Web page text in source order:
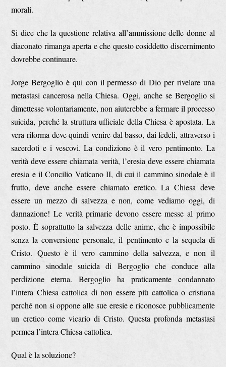
morali.
Si dice che la questione relativa all’ammissione delle donne al
diaconato rimanga aperta e che questo cosiddetto discernimento
dovrebbe continuare.
Jorge Bergoglio è qui con il permesso di Dio per rivelare una
metastasi cancerosa nella Chiesa. Oggi, anche se Bergoglio si
dimettesse volontariamente, non aiuterebbe a fermare il processo
suicida, perché la struttura ufficiale della Chiesa è apostata. La
vera riforma deve quindi venire dal basso, dai fedeli, attraverso i
sacerdoti e i vescovi. La condizione è il vero pentimento. La
verità deve essere chiamata verità, l’eresia deve essere chiamata
eresia e il Concilio Vaticano II, di cui il cammino sinodale è il
frutto, deve anche essere chiamato eretico. La Chiesa deve
essere un mezzo di salvezza e non, come vediamo oggi, di
dannazione! Le verità primarie devono essere messe al primo
posto. È soprattutto la salvezza delle anime, che è impossibile
senza la conversione personale, il pentimento e la sequela di
Cristo. Questo è il vero cammino della salvezza, e non il
cammino sinodale suicida di Bergoglio che conduce alla
perdizione eterna. Bergoglio ha praticamente condannato
l’intera Chiesa cattolica di non essere più cattolica o cristiana
perché non si oppone alle sue eresie e riconosce pubblicamente
un eretico come vicario di Cristo. Questa profonda metastasi
permea l’intera Chiesa cattolica.
Qual è la soluzione?